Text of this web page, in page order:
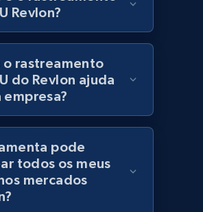
- Collect data on
specified keywords
Title, Images, Final price,
Initial price, and more.
Revlon?
o rastreamento
do Revlon ajuda
empresa?
pode
todos os meus
mercados